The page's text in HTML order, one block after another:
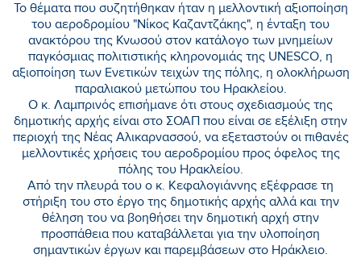
Το θέματα που συζητήθηκαν ήταν η μελλοντική αξιοποίηση
του αεροδρομίου "Νίκος Καζαντζάκης", η ένταξη του
ανακτόρου της Κνωσού στον κατάλογο των μνημείων
παγκόσμιας πολιτιστικής κληρονομιάς της UNESCO, η
αξιοποίηση των Ενετικών τειχών της πόλης, η ολοκλήρωση
παραλιακού μετώπου του Ηρακλείου.
Ο κ. Λαμπρινός επισήμανε ότι στους σχεδιασμούς της
δημοτικής αρχής είναι στο ΣΟΑΠ που είναι σε εξέλιξη στην
περιοχή της Νέας Αλικαρνασσού, να εξεταστούν οι πιθανές
μελλοντικές χρήσεις του αεροδρομίου προς όφελος της
πόλης του Ηρακλείου.
Από την πλευρά του ο κ. Κεφαλογιάννης εξέφρασε τη
στήριξη του στο έργο της δημοτικής αρχής αλλά και την
θέληση του να βοηθήσει την δημοτική αρχή στην
προσπάθεια που καταβάλλεται για την υλοποίηση
σημαντικών έργων και παρεμβάσεων στο Ηράκλειο.